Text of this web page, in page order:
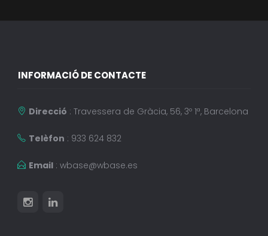
INFORMACIÓ DE CONTACTE
Direcció : Travessera de Gràcia, 56, 3º 1ª, Barcelona
Telèfon : 933 624 832
Email: wbase@wbase.es